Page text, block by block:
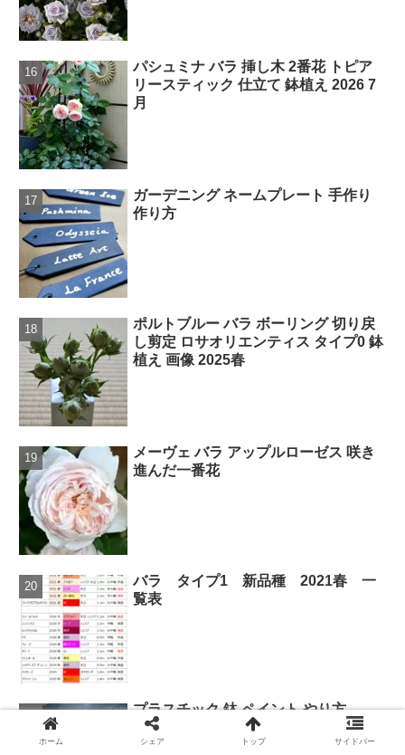
パシュミナ バラ 挿し木 2番花 トピア
リースティック 仕立て 鉢植え 2026 7
月
ガーデニング ネームプレート 手作り
作り方
ポルトブルー バラ ボーリング 切り戻
し剪定 ロサオリエンティス タイプ0 鉢
植え 画像 2025春
メーヴェ バラ アップルローゼス 咲き
進んだ一番花
バラ タイプ1 新品種 2021春 一
覧表
プラスチック 鉢 ペイント やり方
ホーム シェア トップ サイドバー